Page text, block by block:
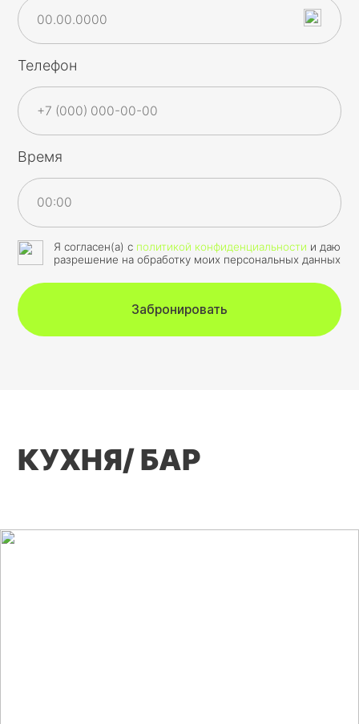
Телефон
Время
Я согласен(а) с политикой конфиденциальности и даю
разрешение на обработку моих персональных данных
Забронировать
КУХНЯ/ БАР